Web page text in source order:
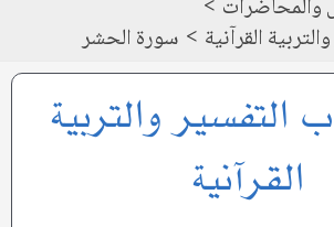
والمحاضرات
القرآنية
سورة الحشر
والتربية
القرآنية